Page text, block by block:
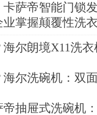
萨帝智能门锁
掌握颠覆性洗
尔朗境X11洗
尔洗碗机：双
抽屉式洗碗机